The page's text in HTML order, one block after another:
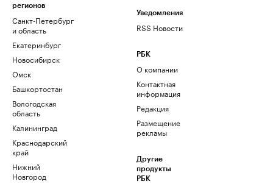
регионов
Санкт-Петербург
и область
Екатеринбург
Новосибирск
Омск
Башкортостан
Вологодская
область
Калининград
Краснодарский
край
Нижний
Новгород
Уведомления
RSS Новости
РБК
О компании
Контактная
информация
Редакция
Размещение
рекламы
Другие
продукты
РБК